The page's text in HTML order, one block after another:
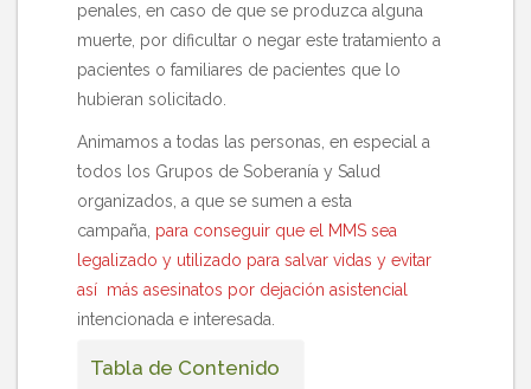
penales, en caso de que se produzca alguna
muerte, por dificultar o negar este tratamiento a
pacientes o familiares de pacientes que lo
hubieran solicitado.
Animamos a todas las personas, en especial a
todos los Grupos de Soberanía y Salud
organizados, a que se sumen a esta
campaña, para conseguir que el MMS sea
legalizado y utilizado para salvar vidas y evitar
así más asesinatos por dejación asistencial
intencionada e interesada.
Tabla de Contenido